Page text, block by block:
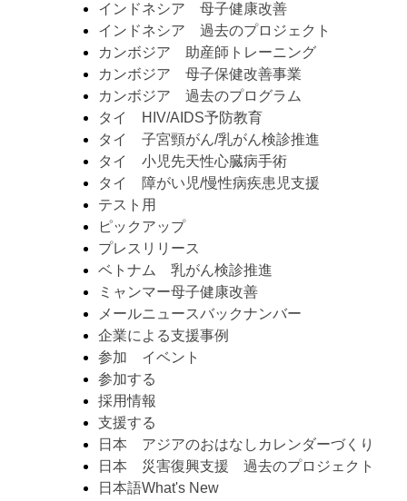
インドネシア 母子健康改善
インドネシア 過去のプロジェクト
カンボジア 助産師トレーニング
カンボジア 母子保健改善事業
カンボジア 過去のプログラム
タイ HIV/AIDS予防教育
タイ 子宮頸がん/乳がん検診推進
タイ 小児先天性心臓病手術
タイ 障がい児/慢性病疾患児支援
テスト用
ピックアップ
プレスリリース
ベトナム 乳がん検診推進
ミャンマー母子健康改善
メールニュースバックナンバー
企業による支援事例
参加 イベント
参加する
採用情報
支援する
日本 アジアのおはなしカレンダーづくり
日本 災害復興支援 過去のプロジェクト
日本語What's New